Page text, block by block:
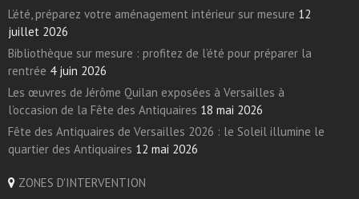
L’été, préparez votre aménagement intérieur sur mesure 12
juillet 2026
Bibliothèque sur mesure : profitez de l’été pour préparer la
rentrée 4 juin 2026
Les œuvres de Jérôme Quilan exposées à Versailles à
l’occasion de la Fête des Antiquaires 18 mai 2026
Fête des Antiquaires de Versailles 2026 : le Soleil illumine le
quartier des Antiquaires 12 mai 2026
ZONES D'INTERVENTION